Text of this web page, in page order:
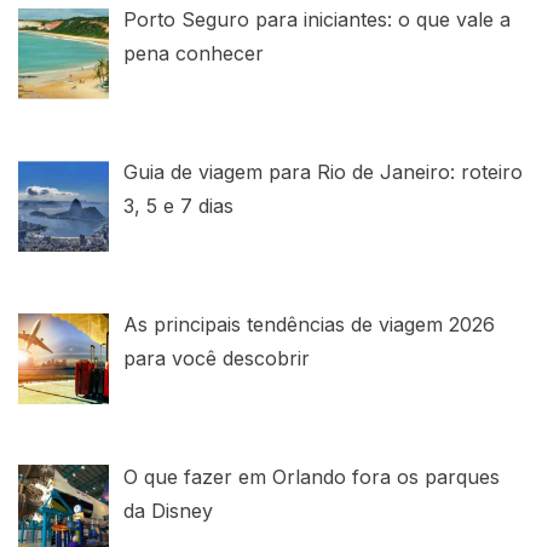
Porto Seguro para iniciantes: o que vale a
pena conhecer
Guia de viagem para Rio de Janeiro: roteiro
3, 5 e 7 dias
As principais tendências de viagem 2026
para você descobrir
O que fazer em Orlando fora os parques
da Disney